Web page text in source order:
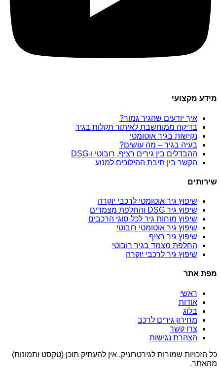
מידע מקצועי
איך יודעים שהגיר גמור?
בדיקה ממוחשבת לאיתור תקלות בגיר
נקישות בגיר אוטומטי
בעיה בגיר – מה עושים?
ההבדלים בין גירים רציף, רובוטי ו-DSG
הקשר בין תיבת ההילוכים למנוע
שירותים
שיפוץ גיר אוטומטי לרכבי יוקרה
שיפוץ גיר DSG והחלפת מצמדים
שיפוץ מוחות גיר לכל סוגי הרכבים
שיפוץ גיר אוטומטי רובוטי
שיפוץ גיר רציף
החלפת מצמד בגיר רובוטי
שיפוץ גיר לרכבי יוקרה
מפת אתר
ראשי
אודות
בלוג
מחירון גירים לרכב
צרו קשר
הצהרת נגישות
כל הזכויות שמורות לגירטרוניק, אין להעתיק תוכן (טקסט ותמונות)
מהאתר.